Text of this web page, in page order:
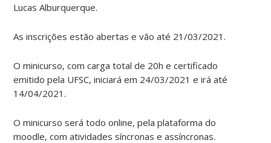
Lucas Alburquerque.
As inscrições estão abertas e vão até 21/03/2021.
O minicurso, com carga total de 20h e certificado
emitido pela UFSC, iniciará em 24/03/2021 e irá até
14/04/2021.
O minicurso será todo online, pela plataforma do
moodle, com atividades síncronas e assíncronas.